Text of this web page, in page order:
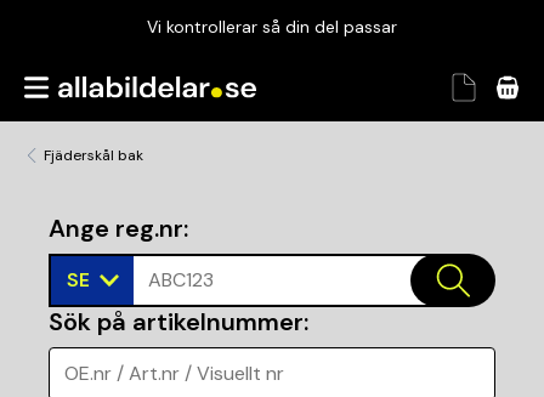
Vi kontrollerar så din del passar
Garanterad passform
Fjäderskål bak
Ange reg.nr:
SE ABC123
Sök på artikelnummer:
OE.nr / Art.nr / Visuellt nr